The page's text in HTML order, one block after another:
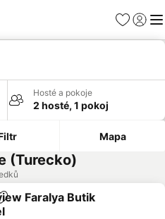
Oblíbené
Hosté a pokoje
2 hosté, 1 pokoj
Mapa
(Turecko)
Přidat na seznam oblíbených
Faralya Butik